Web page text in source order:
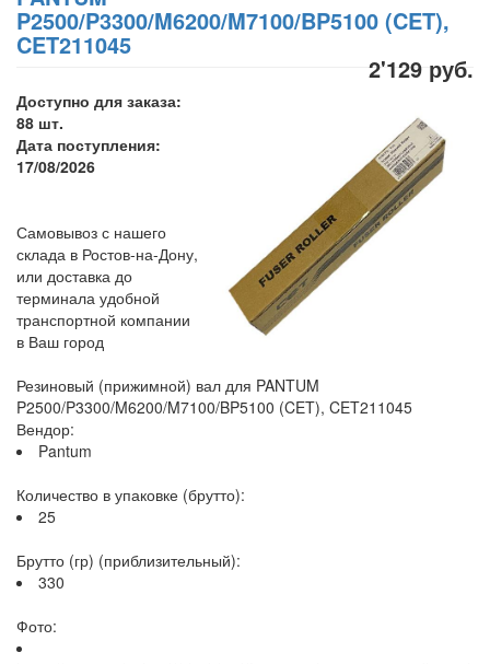
P2500/P3300/M6200/M7100/BP5100 (CET),
CET211045
2'129 руб.
Доступно для заказа:
88 шт.
Дата поступления:
17/08/2026
Самовывоз с нашего
склада в Ростов-на-Дону,
или доставка до
терминала удобной
транспортной компании
в Ваш город
Резиновый (прижимной) вал для PANTUM
P2500/P3300/M6200/M7100/BP5100 (CET), CET211045
Вендор:
Pantum
Количество в упаковке (брутто):
25
Брутто (гр) (приблизительный):
330
Фото: